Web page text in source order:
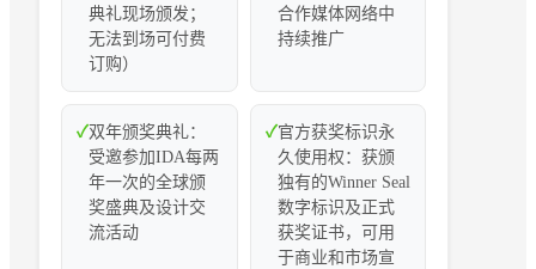
典礼现场颁发；
无法到场可付费
订购）
合作媒体网络中
持续推广
✓双年颁奖典礼：
受邀参加IDA每两
年一次的全球颁
奖盛典及设计交
流活动
✓官方获奖标识永
久使用权：获颁
独有的Winner Seal
数字标识及正式
获奖证书，可用
于商业和市场宣